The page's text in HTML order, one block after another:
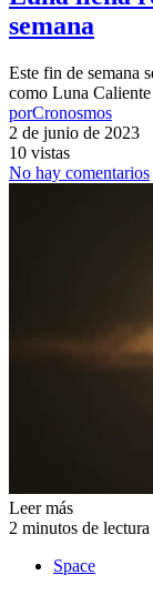
semana
Este fin de semana
como Luna
porCronosmos
2 de junio de 2023
10 vistas
No hay comentarios
Leer más
2 minutos de lectura
Space